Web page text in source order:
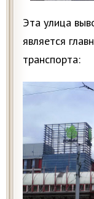
Эта улица
является
транспорта: